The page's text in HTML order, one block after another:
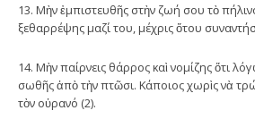
13. Μὴν ἐμπιστευθῆς στὴν ζωή σου τὸ
ξεθαρρέψης μαζί του, μέχρις ὅτου
14. Μὴν παίρνεις θάρρος καὶ νομίζης ὅτι
σωθῆς ἀπὸ τὴν πτῶσι. Κάποιος χωρὶς νὰ
τὸν οὐρανό (2).